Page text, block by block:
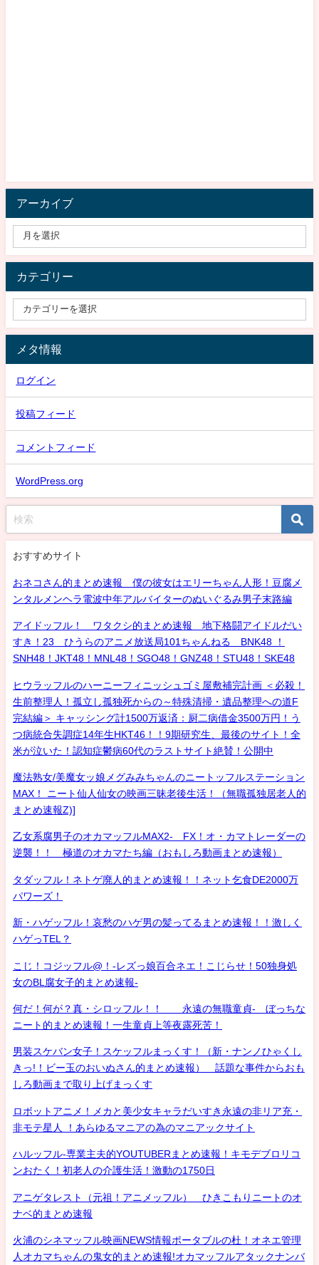
アーカイブ
カテゴリー
メタ情報
ログイン
投稿フィード
コメントフィード
WordPress.org
おすすめサイト
おネコさん的まとめ速報 僕の彼女はエリーちゃん人形！豆腐メ
ンタルメンヘラ電波中年アルバイターのぬいぐるみ男子末路編
アイドッフル！ ワタクシ的まとめ速報 地下格闘アイドルだい
すき！23 ひうらのアニメ放送局101ちゃんねる BNK48 ！
SNH48！JKT48！MNL48！SGO48！GNZ48！STU48！SKE48
ヒウラッフルのハーニーフィニッシュゴミ屋敷補完計画 ＜必殺！
生前整理人！孤立し孤独死からの～特殊清掃・遺品整理への道F
完結編＞ キャッシング計1500万返済：厨二病借金3500万円！う
つ病統合失調症14年生HKT46！！9期研究生、最後のサイト！全
米が泣いた！認知症鬱病60代のラストサイト絶賛！公開中
魔法熟女/美魔女ッ娘メグみみちゃんのニートッフルステーション
MAX！ ニート仙人仙女の映画三昧老後生活！（無職孤独居老人的
まとめ速報Z)]
乙女系腐男子のオカマッフルMAX2- FX！オ・カマトレーダーの
逆襲！！ 極道のオカマたち編（おもしろ動画まとめ速報）
タダッフル！ネトゲ廃人的まとめ速報！！ネット乞食DE2000万
パワーズ！
新・ハゲッフル！哀愁のハゲ男の髪ってるまとめ速報！！激しく
ハゲっTEL？
こじ！コジッフル@！-レズっ娘百合ネエ！こじらせ！50独身処
女のBL腐女子的まとめ速報-
何だ！何が？真・シロッフル！！ 永遠の無職童貞- ぼっちな
ニート的まとめ速報！一生童貞上等夜露死苦！
男装スケバン女子！スケッフルまっくす！（新・ナンノひゃくし
きっ!！ビー玉のおいぬさん的まとめ速報） 話題な事件からおも
しろ動画まで取り上げまっくす
ロボットアニメ！メカと美少女キャラだいすき永遠の非リア充・
非モテ星人 ！あらゆるマニアの為のマニアックサイト
ハルッフル-専業主夫的YOUTUBERまとめ速報！キモデブロリコ
ンおたく！初老人の介護生活！激動の1750日
アニゲタレスト（元祖！アニメッフル） ひきこもりニートのオ
ナベ的まとめ速報
火浦のシネマッフル映画NEWS情報ポータブルの杜！オネエ管理
人オカマちゃんの鬼女的まとめ速報!オカマッフルアタックナンバ